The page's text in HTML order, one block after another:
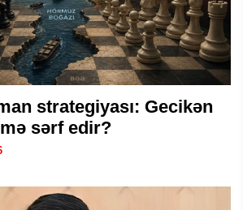
strategiyası: Gecikən
sərf edir?